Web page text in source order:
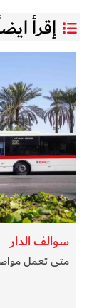
إقرأ
سوالف الدار
متى تعمل